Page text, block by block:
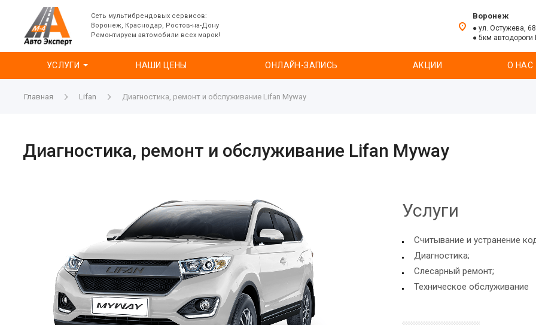
Сеть мультибрендовых сервисов:
Воронеж, Краснодар, Ростов-на-Дону
Ремонтируем автомобили всех марок!
Воронеж
● ул. Остужева, 68
● 5км
УСЛУГИ НАШИ ЦЕНЫ ОНЛАЙН-ЗАПИСЬ АКЦИИ О НАС
Главная Lifan Диагностика, ремонт и обслуживание Lifan Myway
Диагностика, ремонт и обслуживание Lifan Myway
Услуги
Считывание и устранение
Диагностика;
Слесарный ремонт;
Техническое обслуживание